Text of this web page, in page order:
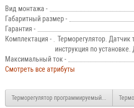
Вид монтажа -
Габаритный размер -
Гарантия -
Комплектация -
Терморегулятор. Датчик
инструкция по
Максимальный ток -
Смотреть все атрибуты
Терморегулятор программируемый с WI-FI для